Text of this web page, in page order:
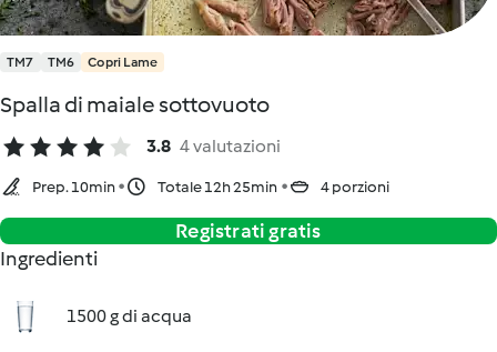
TM7 TM6 Copri Lame
Spalla di maiale sottovuoto
3.8 4 valutazioni
Prep. 10min Totale 12h 25min 4 porzioni
Registrati gratis
Ingredienti
1500 g di acqua